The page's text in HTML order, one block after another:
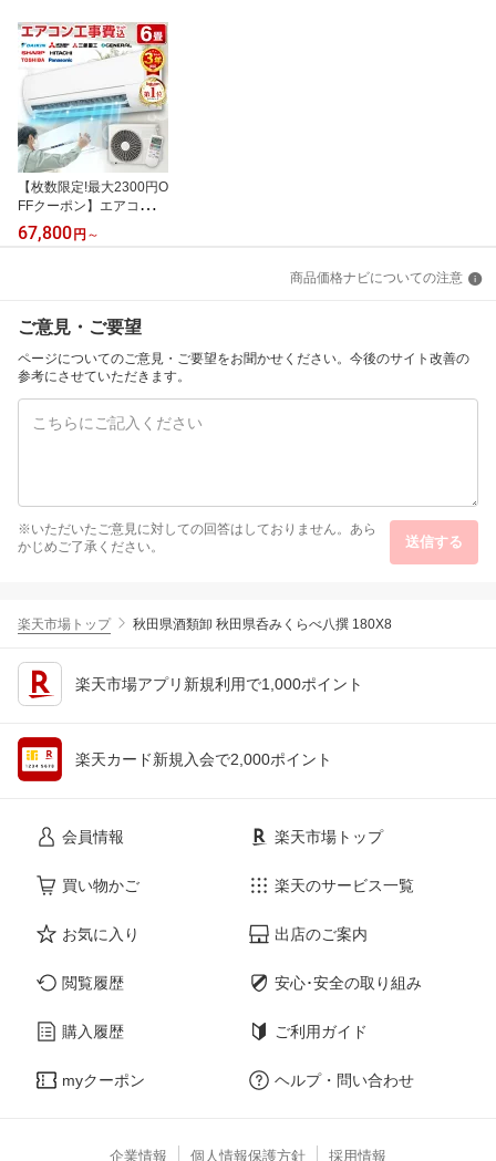
【枚数限定!最大2300円O
FFクーポン】エアコン 6
畳 工事費込み 【選べる
セット★ 工事セット〜延
RAL シャープ SHARP 日
立 東芝 Panasonic パナ
ソニック エクプラ特選 1
00V【楽天リフォーム認
67,800 円 ～
商品価格ナビについての注意
ご意見・ご要望
ページについてのご意見・ご要望をお聞かせください。今後のサイト改善の
参考にさせていただきます。
※いただいたご意見に対しての回答はしておりません。あら
かじめご了承ください。
送信する
楽天市場トップ 秋田県酒類卸 秋田県呑みくらべ八撰 180X8
楽天市場アプリ新規利用で1,000ポイント
楽天カード新規入会で2,000ポイント
会員情報
買い物かご
お気に入り
閲覧履歴
購入履歴
myクーポン
楽天市場トップ
楽天のサービス一覧
出店のご案内
安心･安全の取り組み
ご利用ガイド
ヘルプ・問い合わせ
企業情報 個人情報保護方針 採用情報